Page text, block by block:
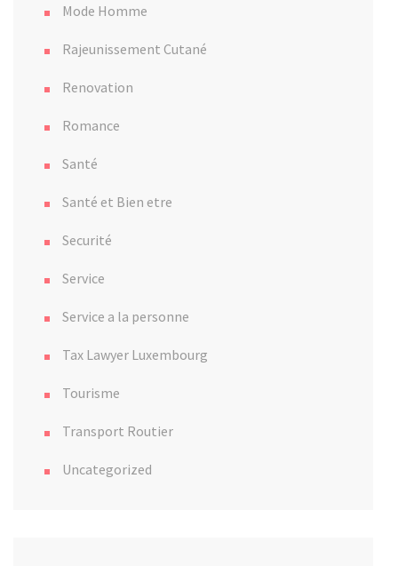
Mode Homme
Rajeunissement Cutané
Renovation
Romance
Santé
Santé et Bien etre
Securité
Service
Service a la personne
Tax Lawyer Luxembourg
Tourisme
Transport Routier
Uncategorized